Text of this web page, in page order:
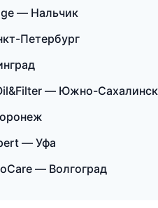
— Нальчик
Петербург
— Южно-Сахалинск
— Уфа
— Волгоград